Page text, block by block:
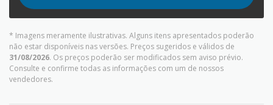
* Imagens meramente ilustrativas. Alguns itens apresentados poderão
não estar disponíveis nas versões. Preços sugeridos e válidos de
31/08/2026. Os preços poderão ser modificados sem aviso prévio.
Consulte e confirme todas as informações com um de nossos
vendedores.